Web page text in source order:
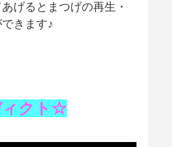
げるとまつげの再生・
きます♪
クト☆